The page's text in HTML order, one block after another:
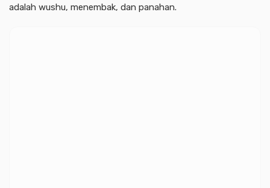
adalah wushu, menembak, dan panahan.